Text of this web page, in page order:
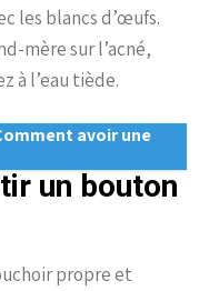
les blancs d’œufs.
mère sur l’acné,
à l’eau tiède.
avoir une
un bouton
propre et